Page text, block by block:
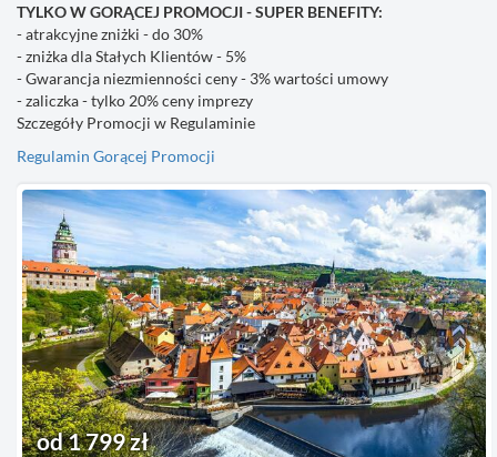
TYLKO W GORĄCEJ PROMOCJI - SUPER BENEFITY:
- atrakcyjne zniżki - do 30%
- zniżka dla Stałych Klientów - 5%
- Gwarancja niezmienności ceny - 3% wartości umowy
- zaliczka - tylko 20% ceny imprezy
Szczegóły Promocji w Regulaminie
Regulamin Gorącej Promocji
od 1 799 zł